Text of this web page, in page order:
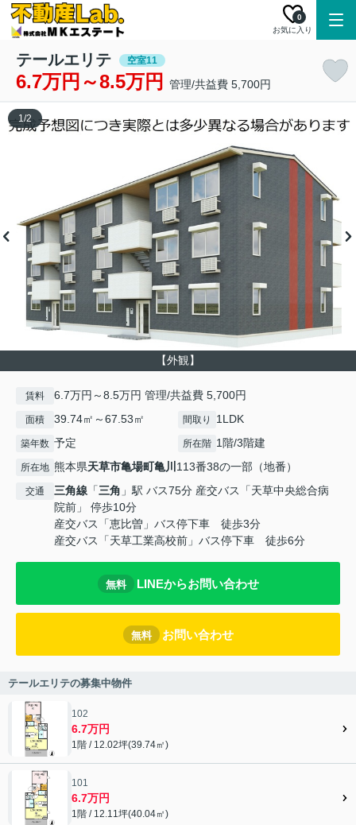
お気に入り
0
テールエリテ 空室11
6.7万円～8.5万円 管理/共益費 5,700円
【外観】
1/2
賃料 6.7万円～8.5万円 管理/共益費 5,700円
面積 39.74㎡～67.53㎡ 間取り 1LDK
築年数 予定 所在階 1階/3階建
所在地 熊本県天草市亀場町亀川 113番38の一部（地番）
交通 三角線 「三角 」駅 バス75分 産交バス「天草中央総合病
院前」 停歩10分
産交バス「恵比曽」バス停下車 徒歩3分
産交バス「天草工業高校前」バス停下車 徒歩6分
無料 LINEからお問い合わせ
無料 お問い合わせ
テールエリテの募集中物件
102
6.7万円
1階 / 12.02坪(39.74㎡)
101
6.7万円
1階 / 12.11坪(40.04㎡)